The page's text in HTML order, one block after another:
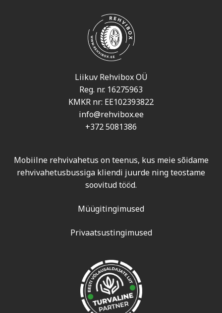
Liikuv Rehvibox OÜ
Reg. nr. 16275963
KMKR nr: EE102393822
info@rehvibox.ee
+372 5081386
Mobiilne rehvivahetus on teenus, kus meie sõidame
rehvivahetusbussiga kliendi juurde ning teostame
soovitud tööd.
Müügitingimused
Privaatsustingimused